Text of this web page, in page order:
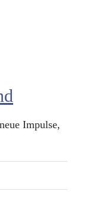
Impulse,